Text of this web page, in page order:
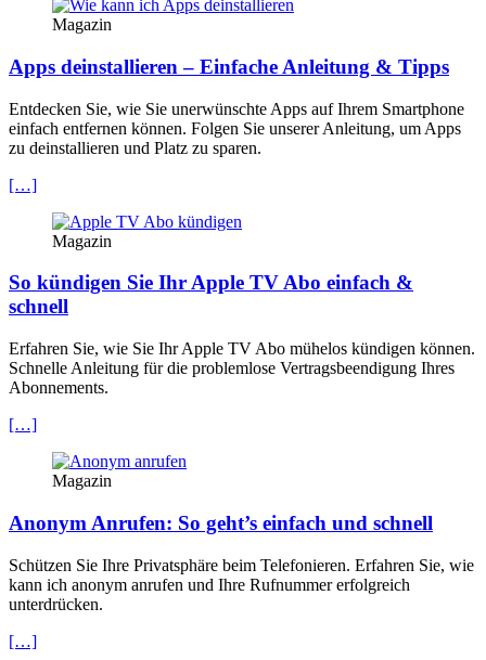
Magazin
Apps deinstallieren – Einfache Anleitung & Tipps
Entdecken Sie, wie Sie unerwünschte Apps auf Ihrem Smartphone
einfach entfernen können. Folgen Sie unserer Anleitung, um Apps
zu deinstallieren und Platz zu sparen.
[…]
Magazin
So kündigen Sie Ihr Apple TV Abo einfach &
schnell
Erfahren Sie, wie Sie Ihr Apple TV Abo mühelos kündigen können.
Schnelle Anleitung für die problemlose Vertragsbeendigung Ihres
Abonnements.
[…]
Magazin
Anonym Anrufen: So geht’s einfach und schnell
Schützen Sie Ihre Privatsphäre beim Telefonieren. Erfahren Sie, wie
kann ich anonym anrufen und Ihre Rufnummer erfolgreich
unterdrücken.
[…]